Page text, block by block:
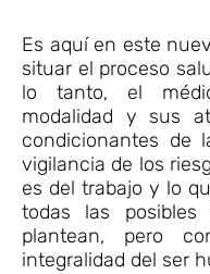
Es aquí en este
situar el proceso
lo tanto, el
modalidad y sus
condicionantes de
vigilancia de los
es del trabajo y lo
todas las posibles
plantean, pero
integralidad del ser